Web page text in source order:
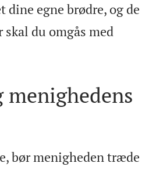
dine egne brødre, og de
du omgås med
bør menigheden træde